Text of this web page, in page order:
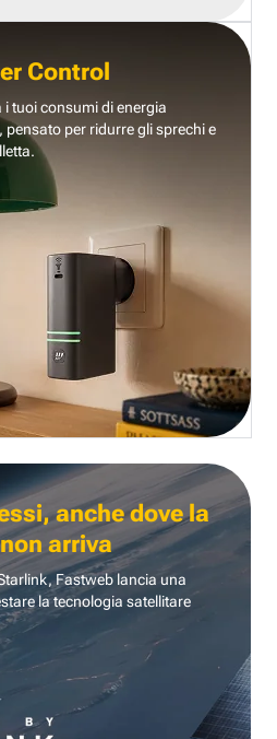
Control
tuoi consumi di energia
pensato per ridurre gli sprechi e
anche dove la
arriva
Fastweb lancia una
la tecnologia satellitare